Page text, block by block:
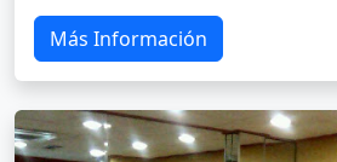
Más Información